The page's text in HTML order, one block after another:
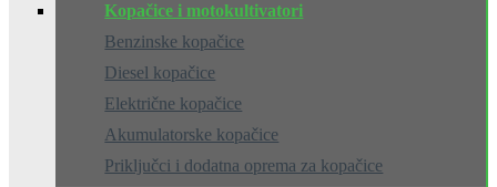
Kopačice i motokultivatori
Benzinske kopačice
Diesel kopačice
Električne kopačice
Akumulatorske kopačice
Priključci i dodatna oprema za kopačice